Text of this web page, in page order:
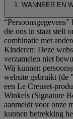
1. WANNEER EN
die ons in staat stelt
combinatie met
Kinderen: Deze
verzamelen niet
Wij kunnen
website gebruikt (de
een Le Creuset-
Winkels (Signature
aanmeldt voor onze
kunnen betrekking